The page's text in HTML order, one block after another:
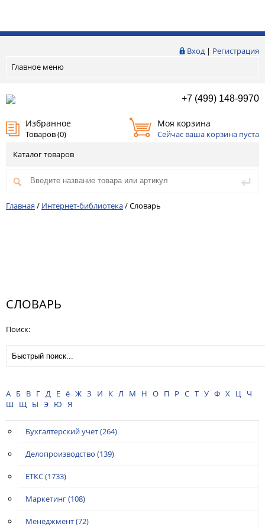
Вход| Регистрация
Главное меню
+7 (499) 148-9970
Избранное
Товаров (0)
Моя корзина
Сейчас ваша корзина пуста
Каталог товаров
Главная / Интернет-библиотека/Словарь
СЛОВАРЬ
Поиск:
А Б В Г Д Е ё Ж З И К Л М Н О П Р С Т У Ф Х Ц
Ч
Ш Щ Ы Э Ю Я
Бухгалтерский учет(264)
Делопроизводство (139)
ЕТКС(1733)
Маркетинг(108)
Менеджмент(72)